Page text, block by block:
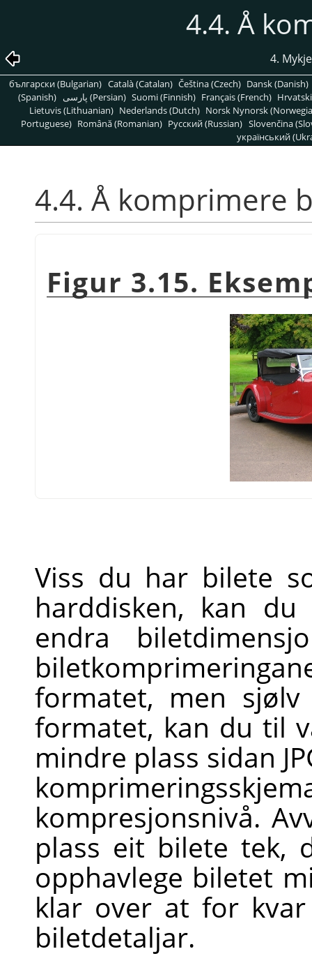
4.4. Å
4.
български (Bulgarian) Català (Catalan) Čeština (Czech) Dansk (Danish)
(Spanish)
پارسی (Persian) Suomi (Finnish) Français (French)
Lietuvis (Lithuanian) Nederlands (Dutch) Norsk Nynorsk
Portuguese) Română (Romanian) Pусский (Russian) Slovenčina
український
4.4. Å komprimere
Figur 3.15.
Viss du har bilete
harddisken, kan
endra
formatet, men
formatet, kan du til
mindre plass sidan
kompresjonsnivå.
plass eit bilete tek,
opphavlege biletet
klar over at for
biletdetaljar.